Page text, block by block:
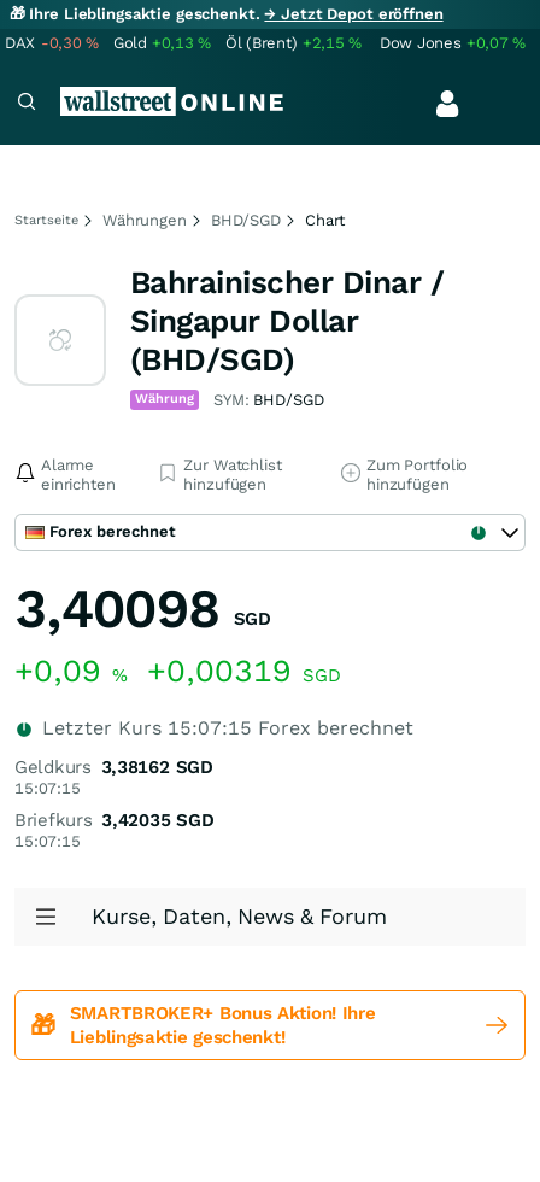
🎁 Ihre Lieblingsaktie geschenkt.→ Jetzt Depot eröffnen
DAX -0,30% Gold +0,13% Öl (Brent) +2,15% Dow Jones +0,07%
Startseite Währungen BHD/SGD Chart
Bahrainischer Dinar /
Singapur Dollar
(BHD/SGD)
Währung SYM: BHD/SGD
Alarme
einrichten
Zur Watchlist
hinzufügen
Zum Portfolio
hinzufügen
Forex berechnet
3,40098 SGD
+0,09 % +0,00319 SGD
Letzter Kurs 15:07:15 Forex berechnet
Geldkurs
15:07:15
3,38162 SGD
Briefkurs
15:07:15
3,42035 SGD
Kurse, Daten, News & Forum
🎁
SMARTBROKER+ Bonus Aktion! Ihre
Lieblingsaktie geschenkt!